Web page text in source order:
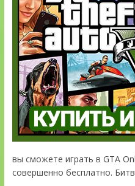
вы сможете играть в GTA
совершенно бесплатно.